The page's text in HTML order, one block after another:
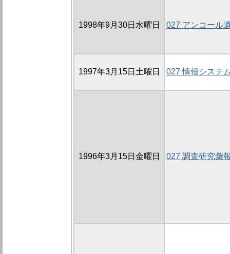
1998年9月30日水曜日 027 アンコール
1997年3月15日土曜日 027 情報システ
1996年3月15日金曜日 027 調査研究彙